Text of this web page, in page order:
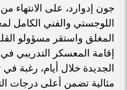
جون إدوارد، على الانتهاء
اللوجستي والفني الكامل
المغلق واستقر مسؤولو
إقامة المعسكر التدريبي في
الجديدة خلال أيام، رغبة في
مثالية تضمن أعلى درجات